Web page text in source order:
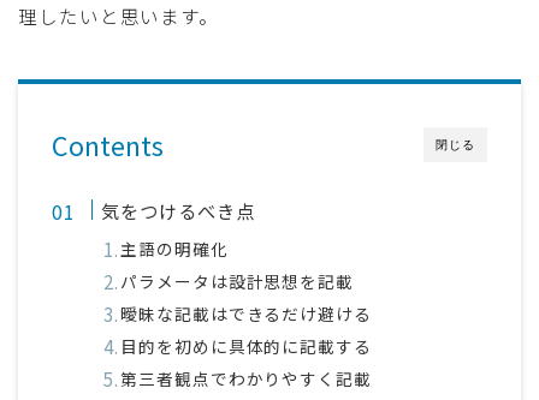
理したいと思います。
閉じる
Contents
気をつけるべき点
主語の明確化
パラメータは設計思想を記載
曖昧な記載はできるだけ避ける
目的を初めに具体的に記載する
第三者観点でわかりやすく記載